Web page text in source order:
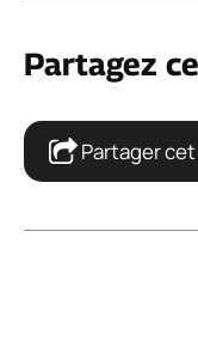
Partagez
Partager